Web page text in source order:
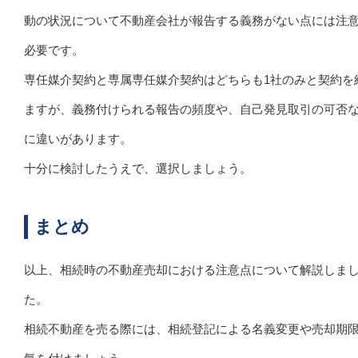
動の状況について不動産会社が報告する義務がない点には注
必要です。
専任媒介契約と専属専任媒介契約はどちらも1社のみと契約を
ますが、義務付けられる報告の頻度や、自己発見取引の可否
に違いがあります。
十分に検討したうえで、選択しましょう。
まとめ
以上、相続時の不動産売却における注意点について解説しまし
た。
相続不動産を売る際には、相続登記による名義変更や売却期